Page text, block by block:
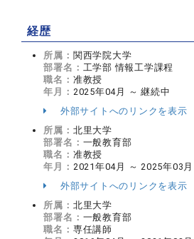
経歴
所属： 関西学院大学
部署名： 工学部 情報工学課程
職名： 准教授
年月： 2025年04月 ～ 継続中
外部サイトへのリンクを表示
所属： 北里大学
部署名： 一般教育部
職名： 准教授
年月： 2021年04月 ～ 2025年03月
外部サイトへのリンクを表示
所属： 北里大学
部署名： 一般教育部
職名： 専任講師